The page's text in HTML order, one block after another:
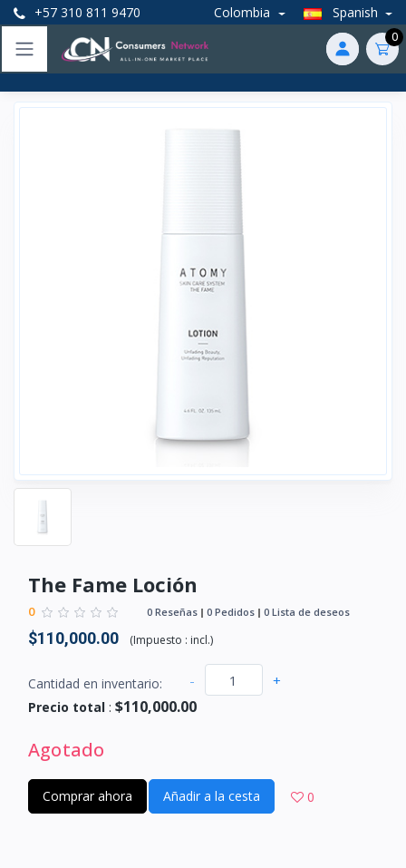
+57 310 811 9470 Colombia Spanish
0
The Fame Loción
0 0 Reseñas 0 Pedidos 0 Lista de deseos
$110,000.00 (Impuesto : incl.)
Cantidad en inventario: - +
Precio total : $110,000.00
Agotado
Comprar ahora Añadir a la cesta 0